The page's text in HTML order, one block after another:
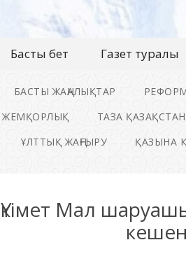
Басты бет Газет туралы
БАСТЫ ЖАҢАЛЫҚТАР
ЖЕМҚОРЛЫҚ
ТАЗА ҚАЗАҚСТАН
ҰЛТТЫҚ ЖАҢҒЫРУ
ҚАЗЫНА
Үкімет Мал